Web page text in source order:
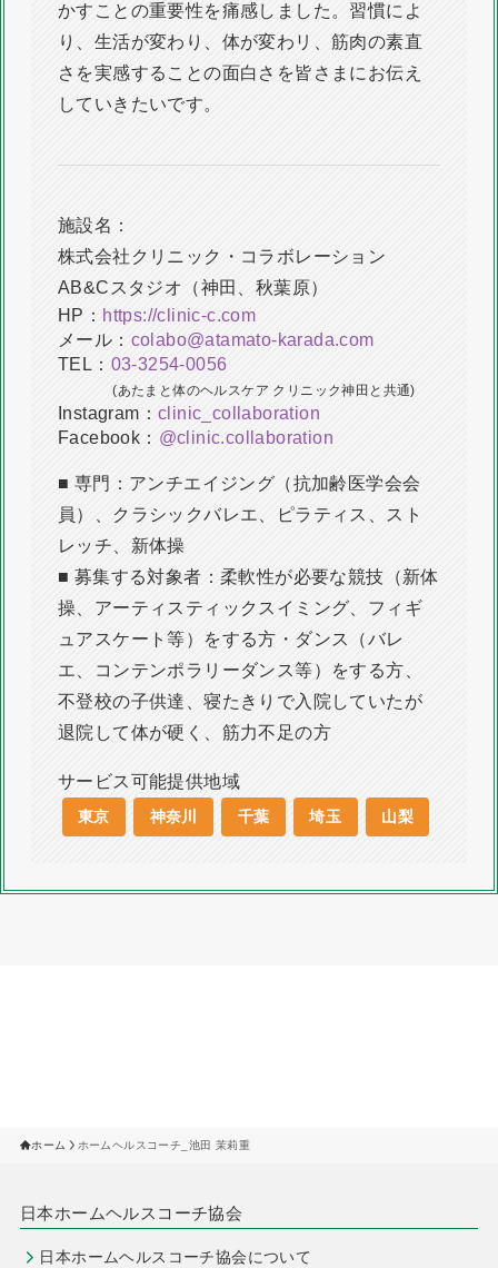
かすことの重要性を痛感しました。習慣によ
り、生活が変わり、体が変わリ、筋肉の素直
さを実感することの面白さを皆さまにお伝え
していきたいです。
施設名：
株式会社クリニック・コラボレーション
AB&Cスタジオ（神田、秋葉原）
HP： https://clinic-c.com
メール： colabo@atamato-karada.com
TEL： 03-3254-0056
(あたまと体のヘルスケア クリニック神田と共通)
Instagram：clinic_collaboration
Facebook： @clinic.collaboration
■ 専門：アンチエイジング（抗加齢医学会会
員）、クラシックバレエ、ピラティス、スト
レッチ、新体操
​■ 募集する対象者：柔軟性が必要な競技（新体
操、アーティスティックスイミング、フィギ
ュアスケート等）をする方・ダンス（バレ
エ、コンテンポラリーダンス等）をする方、
不登校の子供達、寝たきりで入院していたが
退院して体が硬く、筋力不足の方
サービス可能提供地域
東京 神奈川 千葉 埼玉 山梨
ホーム ホームヘルスコーチ_池田 茉莉重
日本ホームヘルスコーチ協会
日本ホームヘルスコーチ協会について